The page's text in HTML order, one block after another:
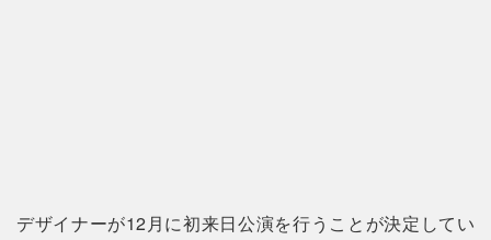
デザイナーが12月に初来日公演を行うことが決定してい